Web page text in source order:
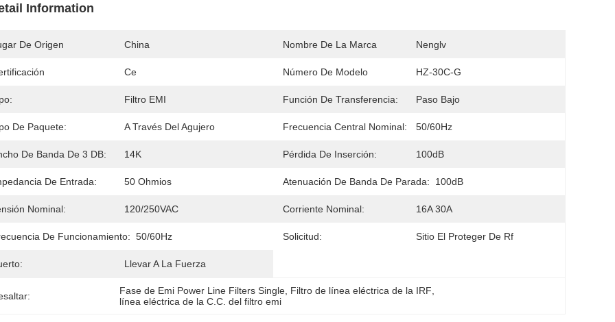
Information
De Origen China Nombre De La Marca Nenglv
Ce Número De Modelo HZ-30C-G
Filtro EMI Función De Transferencia: Paso Bajo
De Paquete: A Través Del Agujero Frecuencia Central Nominal: 50/60Hz
De Banda De 3 DB: 14K Pérdida De Inserción: 100dB
De Entrada: 50 Ohmios Atenuación De Banda De Parada: 100dB
Nominal: 120/250VAC Corriente Nominal: 16A 30A
De Funcionamiento: 50/60Hz Solicitud: Sitio El Proteger De Rf
Llevar A La Fuerza
Fase de Emi Power Line Filters Single Filtro de línea eléctrica de la IRF
línea eléctrica de la C.C. del filtro emi